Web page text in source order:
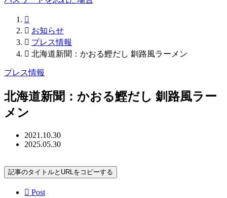

 お知らせ
 プレス情報
 北海道新聞：かおる鰹だし 釧路風ラーメン
プレス情報
北海道新聞：かおる鰹だし 釧路風ラー
メン
2021.10.30
2025.05.30
記事のタイトルとURLをコピーする
 Post